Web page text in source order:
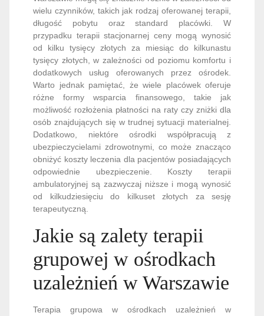
wielu czynników, takich jak rodzaj oferowanej terapii,
długość pobytu oraz standard placówki. W
przypadku terapii stacjonarnej ceny mogą wynosić
od kilku tysięcy złotych za miesiąc do kilkunastu
tysięcy złotych, w zależności od poziomu komfortu i
dodatkowych usług oferowanych przez ośrodek.
Warto jednak pamiętać, że wiele placówek oferuje
różne formy wsparcia finansowego, takie jak
możliwość rozłożenia płatności na raty czy zniżki dla
osób znajdujących się w trudnej sytuacji materialnej.
Dodatkowo, niektóre ośrodki współpracują z
ubezpieczycielami zdrowotnymi, co może znacząco
obniżyć koszty leczenia dla pacjentów posiadających
odpowiednie ubezpieczenie. Koszty terapii
ambulatoryjnej są zazwyczaj niższe i mogą wynosić
od kilkudziesięciu do kilkuset złotych za sesję
terapeutyczną.
Jakie są zalety terapii
grupowej w ośrodkach
uzależnień w Warszawie
Terapia grupowa w ośrodkach uzależnień w